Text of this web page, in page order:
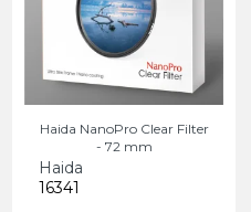
Haida NanoPro Clear Filter
- 72 mm
Haida
16341